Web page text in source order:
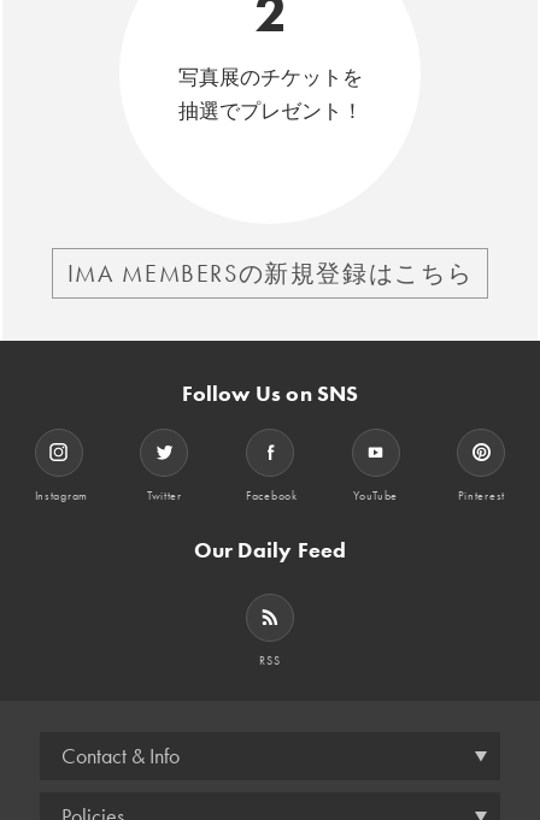
写真展のチケットを
抽選でプレゼント！
IMA MEMBERSの新規登録はこちら
Follow Us on SNS
Instagram Twitter Facebook YouTube Pinterest
Our Daily Feed
RSS
Contact & Info